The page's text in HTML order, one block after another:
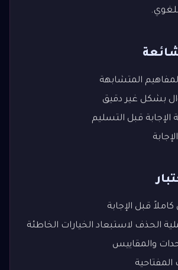
المتشابهة
بشكل غير دقيق
قبل التسليم
قبل الإجابة
الحذف لاستبعاد الخيارات الخاطئة
والمقاييس
المفتاحية